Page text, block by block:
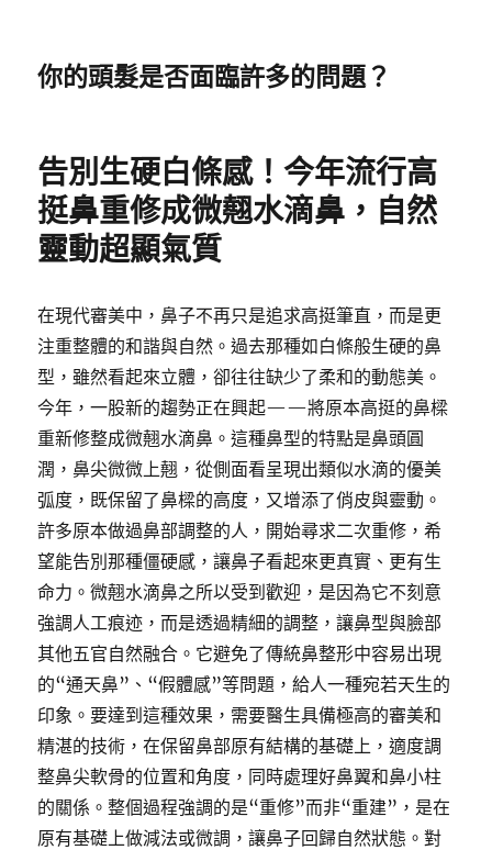
你的頭髮是否面臨許多的問題？
告別生硬白條感！今年流行高
挺鼻重修成微翹水滴鼻，自然
靈動超顯氣質
在現代審美中，鼻子不再只是追求高挺筆直，而是更
注重整體的和諧與自然。過去那種如白條般生硬的鼻
型，雖然看起來立體，卻往往缺少了柔和的動態美。
今年，一股新的趨勢正在興起——將原本高挺的鼻樑
重新修整成微翹水滴鼻。這種鼻型的特點是鼻頭圓
潤，鼻尖微微上翹，從側面看呈現出類似水滴的優美
弧度，既保留了鼻樑的高度，又增添了俏皮與靈動。
許多原本做過鼻部調整的人，開始尋求二次重修，希
望能告別那種僵硬感，讓鼻子看起來更真實、更有生
命力。微翹水滴鼻之所以受到歡迎，是因為它不刻意
強調人工痕迹，而是透過精細的調整，讓鼻型與臉部
其他五官自然融合。它避免了傳統鼻整形中容易出現
的“通天鼻”、“假體感”等問題，給人一種宛若天生的
印象。要達到這種效果，需要醫生具備極高的審美和
精湛的技術，在保留鼻部原有結構的基礎上，適度調
整鼻尖軟骨的位置和角度，同時處理好鼻翼和鼻小柱
的關係。整個過程強調的是“重修”而非“重建”，是在
原有基礎上做減法或微調，讓鼻子回歸自然狀態。對